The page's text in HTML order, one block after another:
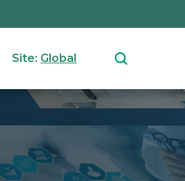
Site: Global